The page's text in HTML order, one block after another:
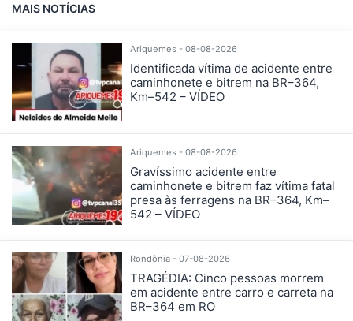
MAIS NOTÍCIAS
Ariquemes - 08-08-2026
Identificada vítima de acidente entre
caminhonete e bitrem na BR–364,
Km–542 – VÍDEO
Ariquemes - 08-08-2026
Gravíssimo acidente entre
caminhonete e bitrem faz vítima fatal
presa às ferragens na BR–364, Km–
542 – VÍDEO
Rondônia - 07-08-2026
TRAGÉDIA: Cinco pessoas morrem
em acidente entre carro e carreta na
BR–364 em RO